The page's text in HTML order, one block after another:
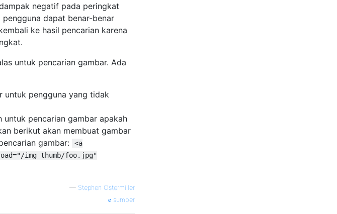
negatif pada peringkat
dapat benar-benar
ke hasil pencarian karena
untuk pencarian gambar. Ada
untuk pengguna yang tidak
pencarian gambar apakah
berikut akan membuat gambar
gambar:
<a
img_thumb/foo.jpg"
— Stephen Ostermiller
sumber